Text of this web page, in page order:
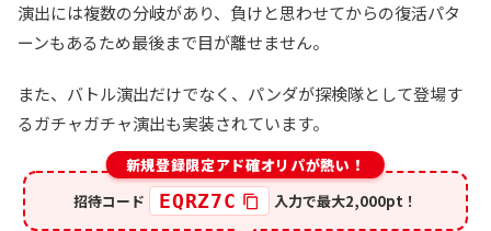
演出には複数の分岐があり、負けと思わせてからの復活パタ
ーンもあるため最後まで目が離せません。
また、バトル演出だけでなく、パンダが探検隊として登場す
るガチャガチャ演出も実装されています。
新規登録限定アド確オリパが熱い！
招待コード
EQRZ7C 入力で最大2,000pt！